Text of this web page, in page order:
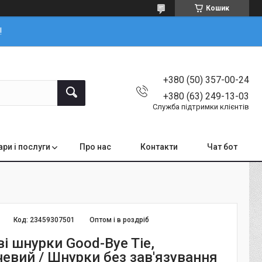
Кошик
+380 (50) 357-00-24
+380 (63) 249-13-03
Служба підтримки клієнтів
і послуги Про нас Контакти Чат бот
Оптом і в роздріб
Код: 23459307501
шнурки Good-Bye Tie,
/ Шнурки без зав'язування